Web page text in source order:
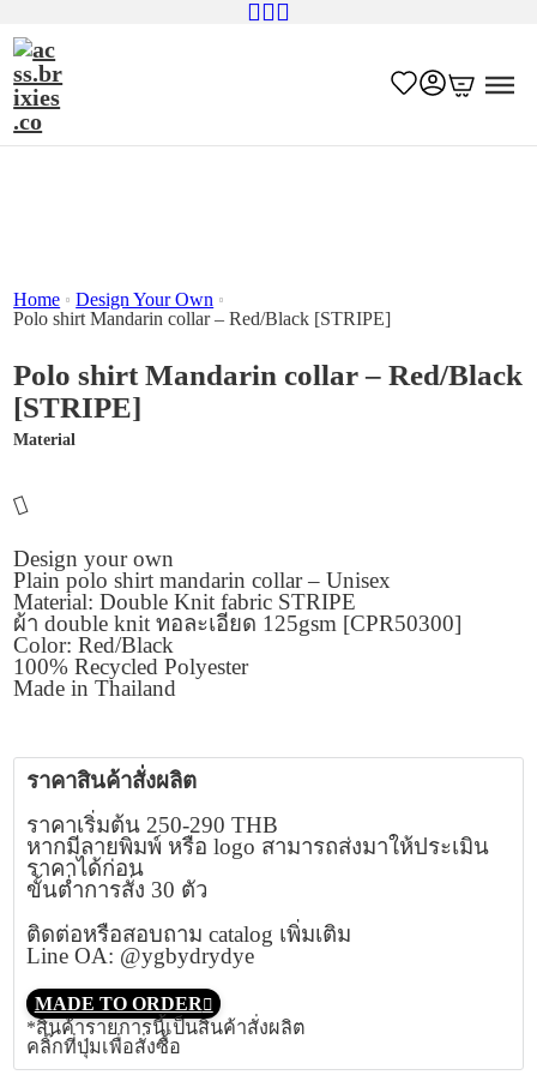
Home
Design Your Own
Polo shirt Mandarin collar – Red/Black [STRIPE]
Polo shirt Mandarin collar – Red/Black
[STRIPE]
Material
Design your own
Plain polo shirt mandarin collar – Unisex
Material: Double Knit fabric STRIPE
ผ้า double knit ทอละเอียด 125gsm [CPR50300]
Color: Red/Black
100% Recycled Polyester
Made in Thailand
ราคาสินค้าสั่งผลิต
ราคาเริ่มต้น 250-290 THB
หากมีลายพิมพ์ หรือ logo สามารถส่งมาให้ประเมิน
ราคาได้ก่อน
ขั้นต่ำการสั่ง 30 ตัว
ติดต่อหรือสอบถาม catalog เพิ่มเติม
Line OA: @ygbydrydye
MADE TO ORDER
*สินค้ารายการนี้เป็นสินค้าสั่งผลิต
คลิ๊กที่ปุ่มเพื่อสั่งซื้อ